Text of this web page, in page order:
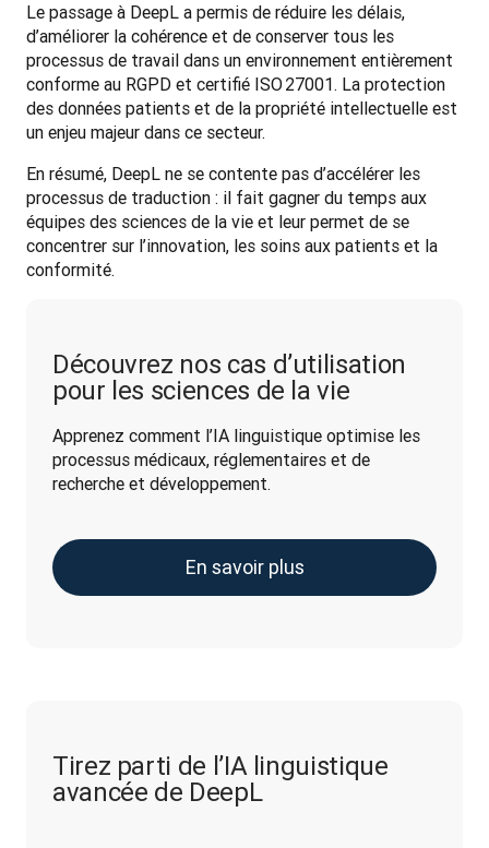
Le passage à DeepL a permis de réduire les délais,
d’améliorer la cohérence et de conserver tous les
processus de travail dans un environnement entièrement
conforme au RGPD et certifié ISO 27001. La protection
des données patients et de la propriété intellectuelle est
un enjeu majeur dans ce secteur.
En résumé, DeepL ne se contente pas d’accélérer les
processus de traduction : il fait gagner du temps aux
équipes des sciences de la vie et leur permet de se
concentrer sur l’innovation, les soins aux patients et la
conformité.
Découvrez nos cas d’utilisation
pour les sciences de la vie
Apprenez comment l’IA linguistique optimise les
processus médicaux, réglementaires et de
recherche et développement.
En savoir plus
Tirez parti de l’IA linguistique
avancée de DeepL